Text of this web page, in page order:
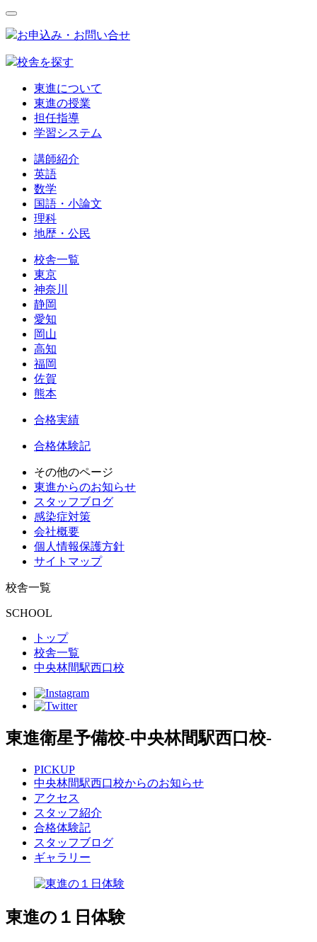
お申込み・お問い合せ
校舎を探す
東進について
東進の授業
担任指導
学習システム
講師紹介
英語
数学
国語・小論文
理科
地歴・公民
校舎一覧
東京
神奈川
静岡
愛知
岡山
高知
福岡
佐賀
熊本
合格実績
合格体験記
その他のページ
東進からのお知らせ
スタッフブログ
感染症対策
会社概要
個人情報保護方針
サイトマップ
校舎一覧
SCHOOL
トップ
校舎一覧
中央林間駅西口校
東進衛星予備校-中央林間駅西口校-
PICKUP
中央林間駅西口校からのお知らせ
アクセス
スタッフ紹介
合格体験記
スタッフブログ
ギャラリー
東進の１日体験